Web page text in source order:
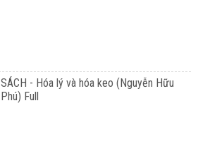
SÁCH - Hóa lý và hóa keo (Nguyễn Hữu
Phú) Full